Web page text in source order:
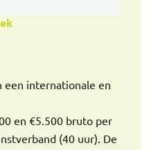
een internationale en
en €5.500 bruto per
(40 uur). De